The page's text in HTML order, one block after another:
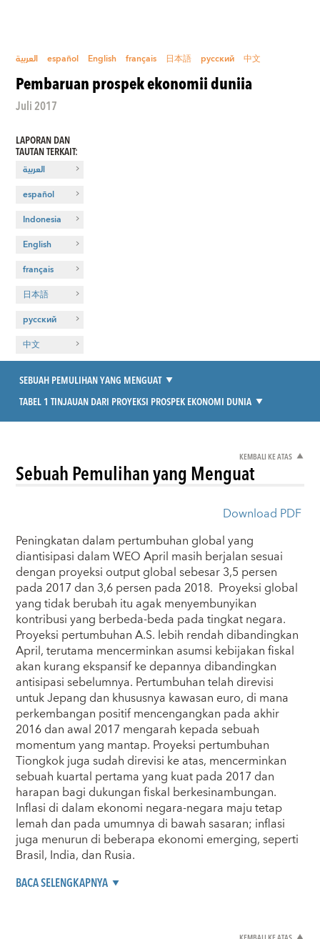
العربية español English français 日本語 русский 中文
Pembaruan prospek ekonomii duniia
Juli 2017
LAPORAN DAN
TAUTAN TERKAIT:
العربية
español
Indonesia
English
français
日本語
русский
中文
SEBUAH PEMULIHAN YANG MENGUAT
TABEL 1 TINJAUAN DARI PROYEKSI PROSPEK EKONOMI DUNIA
KEMBALI KE ATAS
Sebuah Pemulihan yang Menguat
Download PDF
Peningkatan dalam pertumbuhan global yang
diantisipasi dalam WEO April masih berjalan sesuai
dengan proyeksi output global sebesar 3,5 persen
pada 2017 dan 3,6 persen pada 2018. Proyeksi global
yang tidak berubah itu agak menyembunyikan
kontribusi yang berbeda-beda pada tingkat negara.
Proyeksi pertumbuhan A.S. lebih rendah dibandingkan
April, terutama mencerminkan asumsi kebijakan fiskal
akan kurang ekspansif ke depannya dibandingkan
antisipasi sebelumnya. Pertumbuhan telah direvisi
untuk Jepang dan khususnya kawasan euro, di mana
perkembangan positif mencengangkan pada akhir
2016 dan awal 2017 mengarah kepada sebuah
momentum yang mantap. Proyeksi pertumbuhan
Tiongkok juga sudah direvisi ke atas, mencerminkan
sebuah kuartal pertama yang kuat pada 2017 dan
harapan bagi dukungan fiskal berkesinambungan.
Inflasi di dalam ekonomi negara-negara maju tetap
lemah dan pada umumnya di bawah sasaran; inflasi
juga menurun di beberapa ekonomi emerging, seperti
Brasil, India, dan Rusia.
BACA SELENGKAPNYA